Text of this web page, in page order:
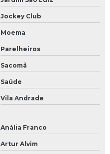
Jockey Club
Moema
Parelheiros
Sacomã
Saúde
Vila Andrade
Anália Franco
Artur Alvim